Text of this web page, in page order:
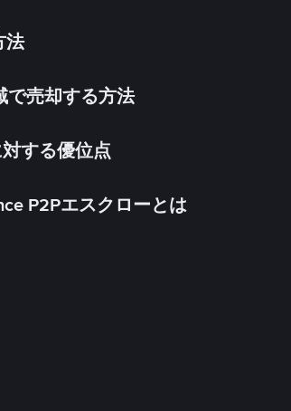
法
で売却する方法
する優位点
P2Pエスクローとは